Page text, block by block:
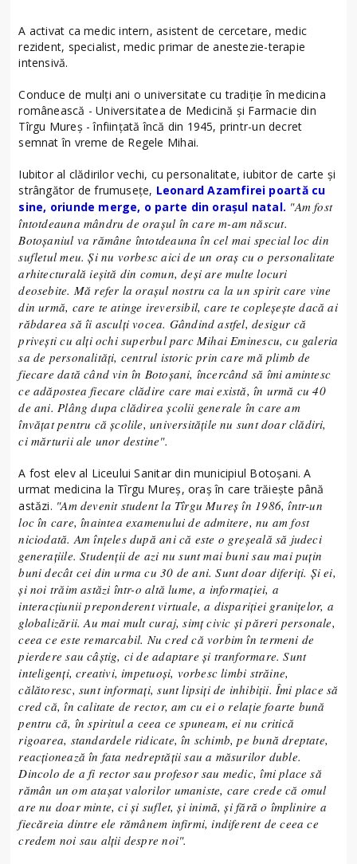
A activat ca medic intern, asistent de cercetare, medic
rezident, specialist, medic primar de anestezie-terapie
intensivă.
Conduce de mulți ani o universitate cu tradiţie în medicina
românească - Universitatea de Medicină și Farmacie din
Tîrgu Mureș - înfiinţată încă din 1945, printr-un decret
semnat în vreme de Regele Mihai.
Iubitor al clădirilor vechi, cu personalitate, iubitor de carte și
strângător de frumusețe, Leonard Azamfirei poartă cu
sine, oriunde merge, o parte din orașul natal. "Am fost
întotdeauna mândru de orașul în care m-am născut.
Botoșaniul va rămâne întotdeauna în cel mai special loc din
sufletul meu. Și nu vorbesc aici de un oraș cu o personalitate
arhitecturală ieșită din comun, deși are multe locuri
deosebite. Mă refer la orașul nostru ca la un spirit care vine
din urmă, care te atinge ireversibil, care te copleșește dacă ai
răbdarea să îi asculți vocea. Gândind astfel, desigur că
privești cu alți ochi superbul parc Mihai Eminescu, cu galeria
sa de personalități, centrul istoric prin care mă plimb de
fiecare dată când vin în Botoșani, încercând să îmi amintesc
ce adăpostea fiecare clădire care mai există, în urmă cu 40
de ani. Plâng dupa clădirea școlii generale în care am
învățat pentru că școlile, universitățile nu sunt doar clădiri,
ci mărturii ale unor destine".
A fost elev al Liceului Sanitar din municipiul Botoșani. A
urmat medicina la Tîrgu Mureș, oraș în care trăiește până
astăzi. "Am devenit student la Tîrgu Mureș în 1986, într-un
loc în care, înaintea examenului de admitere, nu am fost
niciodată. Am înțeles după ani că este o greșeală să judeci
generațiile. Studenții de azi nu sunt mai buni sau mai puțin
buni decât cei din urma cu 30 de ani. Sunt doar diferiți. Și ei,
și noi trăim astăzi într-o altă lume, a informației, a
interacțiunii preponderent virtuale, a dispariției granițelor, a
globalizării. Au mai mult curaj, simț civic și păreri personale,
ceea ce este remarcabil. Nu cred că vorbim în termeni de
pierdere sau câștig, ci de adaptare și tranformare. Sunt
inteligenți, creativi, impetuoși, vorbesc limbi străine,
călătoresc, sunt informați, sunt lipsiți de inhibiții. Îmi place să
cred că, în calitate de rector, am cu ei o relație foarte bună
pentru că, în spiritul a ceea ce spuneam, ei nu critică
rigoarea, standardele ridicate, în schimb, pe bună dreptate,
reacționează în fata nedreptății sau a măsurilor duble.
Dincolo de a fi rector sau profesor sau medic, îmi place să
rămân un om atașat valorilor umaniste, care crede că omul
are nu doar minte, ci și suflet, și inimă, și fără o împlinire a
fiecăreia dintre ele rămânem infirmi, indiferent de ceea ce
credem noi sau alții despre noi".